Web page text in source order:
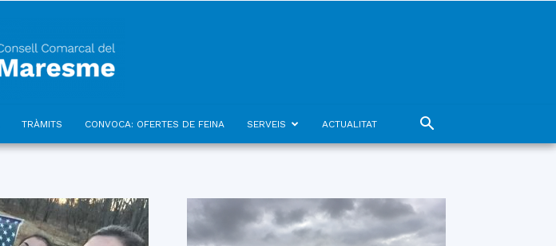
TRÀMITS CONVOCA: OFERTES DE FEINA SERVEIS ACTUALITAT